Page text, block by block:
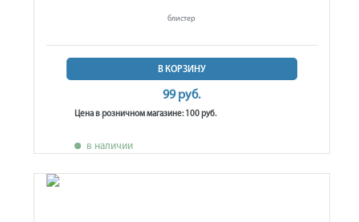
блистер
В КОРЗИНУ
99 руб.
Цена в розничном магазине: 100 руб.
в наличии